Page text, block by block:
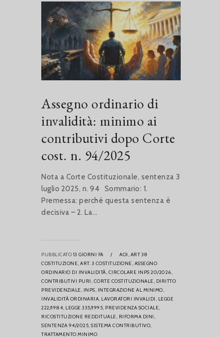
Assegno ordinario di
invalidità: minimo ai
contributivi dopo Corte
cost. n. 94/2025
Nota a Corte Costituzionale, sentenza 3
luglio 2025, n. 94 Sommario: 1.
Premessa: perché questa sentenza è
decisiva – 2. La...
PUBBLICATO 13 GIORNI FA / AOI, ART 38
COSTITUZIONE, ART. 3 COSTITUZIONE, ASSEGNO
ORDINARIO DI INVALIDITÀ, CIRCOLARE INPS 20/2026,
CONTRIBUTIVI PURI, CORTE COSTITUZIONALE, DIRITTO
PREVIDENZIALE, INPS, INTEGRAZIONE AL MINIMO,
INVALIDITÀ ORDINARIA, LAVORATORI INVALIDI, LEGGE
222/1984, LEGGE 335/1995, PREVIDENZA SOCIALE,
RICOSTITUZIONE REDDITUALE, RIFORMA DINI,
SENTENZA 94/2025, SISTEMA CONTRIBUTIVO,
TRATTAMENTO MINIMO